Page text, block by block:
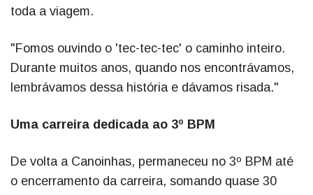
toda a viagem.
"Fomos ouvindo o 'tec-tec-tec' o caminho inteiro.
Durante muitos anos, quando nos encontrávamos,
lembrávamos dessa história e dávamos risada."
Uma carreira dedicada ao 3º BPM
De volta a Canoinhas, permaneceu no 3º BPM até
o encerramento da carreira, somando quase 30